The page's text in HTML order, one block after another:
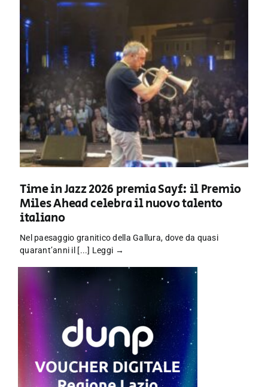
Time in Jazz 2026 premia Sayf: il Premio
Miles Ahead celebra il nuovo talento
italiano
Nel paesaggio granitico della Gallura, dove da quasi
quarant’anni il [...] Leggi →